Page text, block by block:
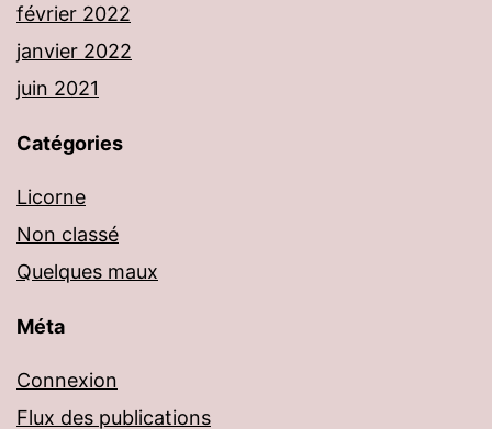
février 2022
janvier 2022
juin 2021
Catégories
Licorne
Non classé
Quelques maux
Méta
Connexion
Flux des publications